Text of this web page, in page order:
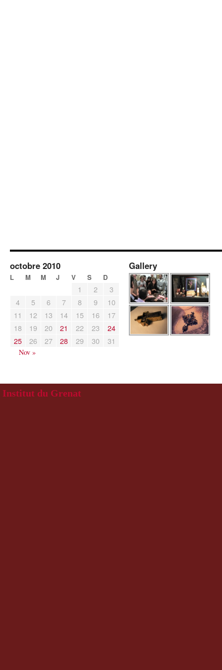
octobre 2010
L M M J V S D
1 2
3
4
5 6 7 8 9
10
11
12 13 14 15 16
17
18
19 20 21 22 23
24
25
26 27 28 29 30 31
Nov »
Gallery
Institut du Grenat